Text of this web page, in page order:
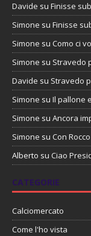
Davide su Finisse
Simone su Finisse
Simone su Como ci
Simone su Stravedo
Davide su Stravedo
Simone su Il pallone
Simone su Ancora
Simone su Con
Alberto su Ciao
CATEGORIE
Calciomercato
Come l'ho vista